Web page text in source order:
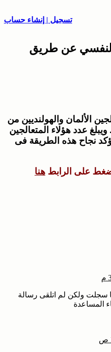
تسجيل | إنشاء حساب
عن طريق
الألمان والهولنديين من
عدد هؤلاء المتعالجين
نجاح هذه الطريقة فى
على الرابط هنا
سجلت ولكن لم اتلقى رسالة
المساعدة